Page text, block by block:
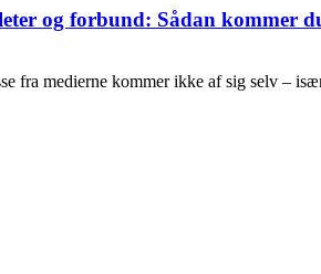
og forbund: Sådan kommer
fra medierne kommer ikke af sig selv –